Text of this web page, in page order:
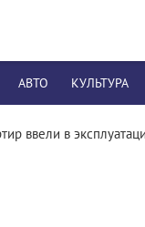
АВТО КУЛЬТУРА
ввели в